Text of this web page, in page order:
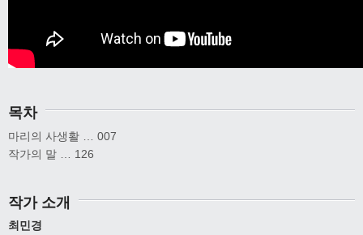
목차
마리의 사생활 … 007
작가의 말 … 126
작가 소개
최민경